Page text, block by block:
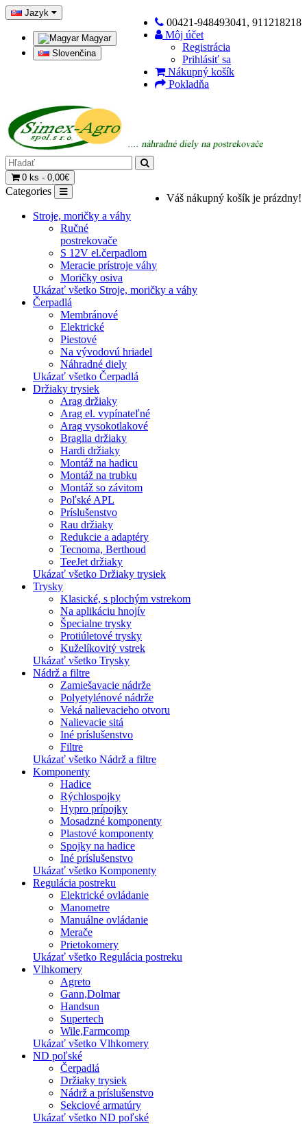
Jazyk
Magyar
Slovenčina
00421-948493041, 911218218
Môj účet
Registrácia
Prihlásiť sa
Nákupný košík
Pokladňa
0 ks - 0,00€
Váš nákupný košík je prázdny!
Categories
Stroje, moričky a váhy
Ručné
postrekovače
S 12V el.čerpadlom
Meracie prístroje váhy
Moričky osiva
Ukázať všetko Stroje, moričky a váhy
Čerpadlá
Membránové
Elektrické
Piestové
Na vývodovú hriadel
Náhradné diely
Ukázať všetko Čerpadlá
Držiaky trysiek
Arag držiaky
Arag el. vypínateľné
Arag vysokotlakové
Braglia držiaky
Hardi držiaky
Montáž na hadicu
Montáž na trubku
Montáž so závitom
Poľské APL
Príslušenstvo
Rau držiaky
Redukcie a adaptéry
Tecnoma, Berthoud
TeeJet držiaky
Ukázať všetko Držiaky trysiek
Trysky
Klasické, s plochým vstrekom
Na aplikáciu hnojív
Špecialne trysky
Protiúletové trysky
Kuželíkovitý vstrek
Ukázať všetko Trysky
Nádrž a filtre
Zamiešavacie nádrže
Polyetylénové nádrže
Veká nalievacieho otvoru
Nalievacie sitá
Iné príslušenstvo
Filtre
Ukázať všetko Nádrž a filtre
Komponenty
Hadice
Rýchlospojky
Hypro prípojky
Mosadzné komponenty
Plastové komponenty
Spojky na hadice
Iné príslušenstvo
Ukázať všetko Komponenty
Regulácia postreku
Elektrické ovládanie
Manometre
Manuálne ovládanie
Merače
Prietokomery
Ukázať všetko Regulácia postreku
Vlhkomery
Agreto
Gann,Dolmar
Handsun
Supertech
Wile,Farmcomp
Ukázať všetko Vlhkomery
ND poľské
Čerpadlá
Držiaky trysiek
Nádrž a príslušenstvo
Sekciové armatúry
Ukázať všetko ND poľské